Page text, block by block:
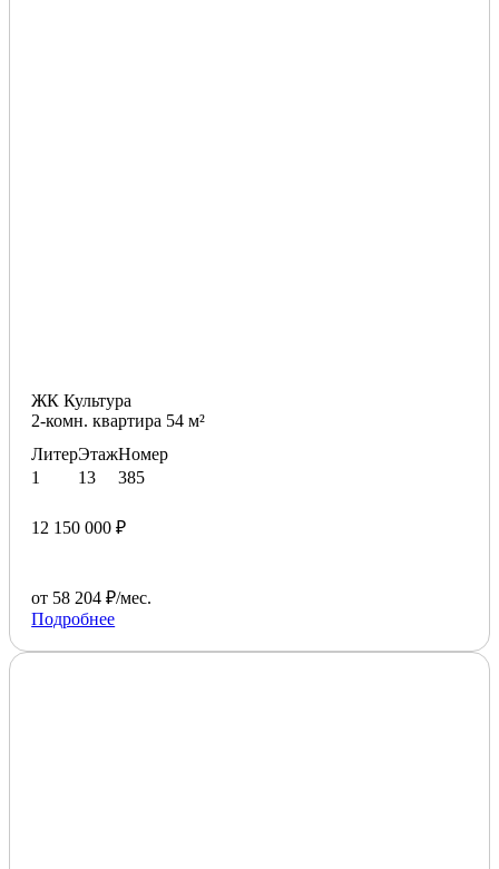
ЖК Культура
2-комн. квартира 54 м²
Литер
1
Этаж
13
Номер
385
12 150 000 ₽
от 58 204 ₽/мес.
Подробнее